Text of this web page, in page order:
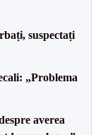
suspectați
„Problema
averea